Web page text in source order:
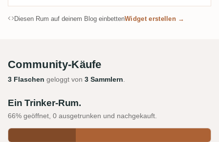
Diesen Rum auf deinem Blog einbettenWidget erstellen →
Community-Käufe
3 Flaschen geloggt von 3 Sammlern.
Ein Trinker-Rum.
66% geöffnet, 0 ausgetrunken und nachgekauft.